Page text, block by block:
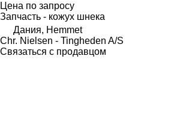
Цена по запросу
Запчасть - кожух шнека
Дания, Hemmet
Chr. Nielsen - Tingheden A/S
Связаться с продавцом